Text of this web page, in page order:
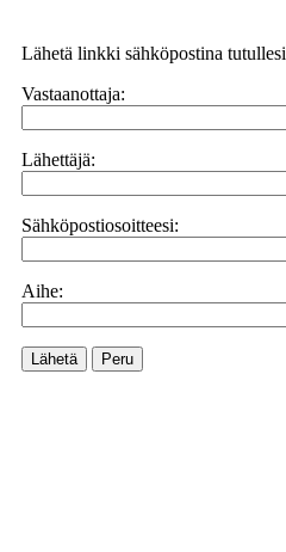
Lähetä linkki sähköpostina tutullesi
Vastaanottaja:
Lähettäjä:
Sähköpostiosoitteesi:
Aihe:
Lähetä Peru